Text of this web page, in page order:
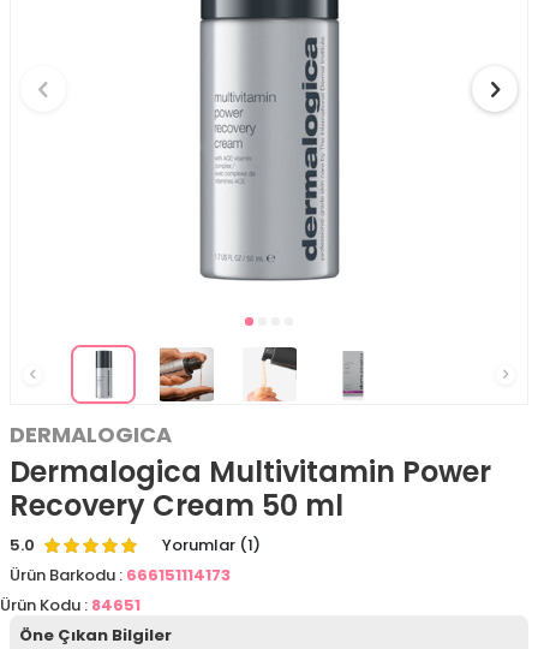
DERMALOGICA
Dermalogica Multivitamin Power
Recovery Cream 50 ml
5.0
Yorumlar (1)
Ürün Barkodu : 666151114173
Ürün Kodu : 84651
Öne Çıkan Bilgiler